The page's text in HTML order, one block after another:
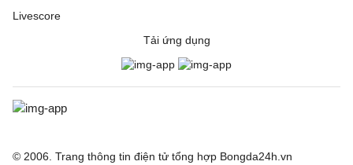
Livescore
Tải ứng dụng
© 2006. Trang thông tin điện tử tổng hợp Bongda24h.vn